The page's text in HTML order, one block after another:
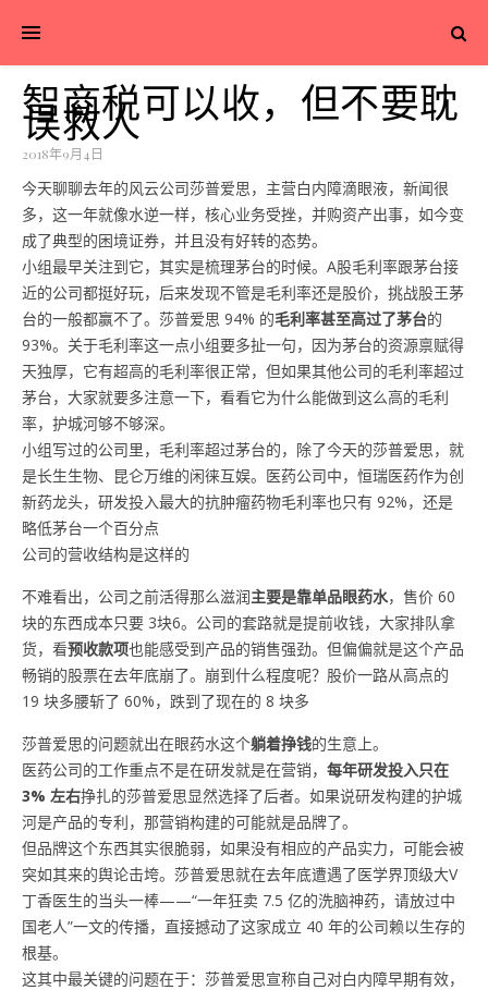
智商税可以收，但不要耽
误救人
2018年9月4日
今天聊聊去年的风云公司莎普爱思，主营白内障滴眼液，新闻很
多，这一年就像水逆一样，核心业务受挫，并购资产出事，如今变
成了典型的困境证券，并且没有好转的态势。
小组最早关注到它，其实是梳理茅台的时候。A股毛利率跟茅台接
近的公司都挺好玩，后来发现不管是毛利率还是股价，挑战股王茅
台的一般都赢不了。莎普爱思 94% 的毛利率甚至高过了茅台的
93%。关于毛利率这一点小组要多扯一句，因为茅台的资源禀赋得
天独厚，它有超高的毛利率很正常，但如果其他公司的毛利率超过
茅台，大家就要多注意一下，看看它为什么能做到这么高的毛利
率，护城河够不够深。
小组写过的公司里，毛利率超过茅台的，除了今天的莎普爱思，就
是长生生物、昆仑万维的闲徕互娱。医药公司中，恒瑞医药作为创
新药龙头，研发投入最大的抗肿瘤药物毛利率也只有 92%，还是
略低茅台一个百分点
公司的营收结构是这样的
不难看出，公司之前活得那么滋润主要是靠单品眼药水，售价 60
块的东西成本只要 3块6。公司的套路就是提前收钱，大家排队拿
货，看预收款项也能感受到产品的销售强劲。但偏偏就是这个产品
畅销的股票在去年底崩了。崩到什么程度呢？股价一路从高点的
19 块多腰斩了 60%，跌到了现在的 8 块多
莎普爱思的问题就出在眼药水这个躺着挣钱的生意上。
医药公司的工作重点不是在研发就是在营销， 每年研发投入只在
3% 左右挣扎的莎普爱思显然选择了后者。如果说研发构建的护城
河是产品的专利，那营销构建的可能就是品牌了。
但品牌这个东西其实很脆弱，如果没有相应的产品实力，可能会被
突如其来的舆论击垮。莎普爱思就在去年底遭遇了医学界顶级大V
丁香医生的当头一棒——“一年狂卖 7.5 亿的洗脑神药，请放过中
国老人”一文的传播，直接撼动了这家成立 40 年的公司赖以生存的
根基。
这其中最关键的问题在于：莎普爱思宣称自己对白内障早期有效，